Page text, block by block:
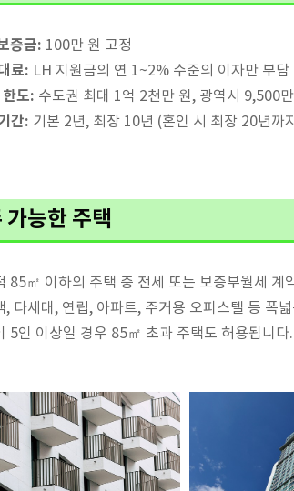
증금: 100만 원 고정
료: LH 지원금의 연 1~2% 수준의 이자만 부담
도: 수도권 최대 1억 2천만 원, 광역시 9,500
간: 기본 2년, 최장 10년 (혼인 시 최장 20년까
가능한 주택
85㎡ 이하의 주택 중 전세 또는 보증부월세 계
, 다세대, 연립, 아파트, 주거용 오피스텔 등 폭
5인 이상일 경우 85㎡ 초과 주택도 허용됩니다.